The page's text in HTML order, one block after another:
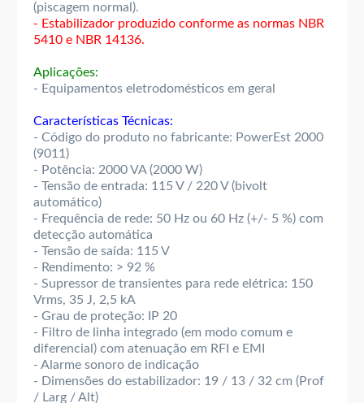
(piscagem normal).
- Estabilizador produzido conforme as normas NBR
5410 e NBR 14136.
Aplicações:
- Equipamentos eletrodomésticos em geral
Características Técnicas:
- Código do produto no fabricante: PowerEst 2000
(9011)
- Potência: 2000 VA (2000 W)
- Tensão de entrada: 115 V / 220 V (bivolt
automático)
- Frequência de rede: 50 Hz ou 60 Hz (+/- 5 %) com
detecção automática
- Tensão de saída: 115 V
- Rendimento: > 92 %
- Supressor de transientes para rede elétrica: 150
Vrms, 35 J, 2,5 kA
- Grau de proteção: IP 20
- Filtro de linha integrado (em modo comum e
diferencial) com atenuação em RFI e EMI
- Alarme sonoro de indicação
- Dimensões do estabilizador: 19 / 13 / 32 cm (Prof
/ Larg / Alt)